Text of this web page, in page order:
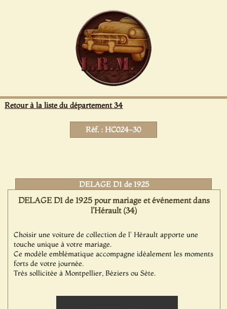
Retour à la liste du département 34
Réf. : HC024-30
DELAGE D1 de 1925
DELAGE D1 de 1925 pour mariage et événement dans
l'Hérault (34)
Choisir une voiture de collection de l' Hérault apporte une
touche unique à votre mariage.
Ce modèle emblématique accompagne idéalement les moments
forts de votre journée.
Très sollicitée à Montpellier, Béziers ou Sète.